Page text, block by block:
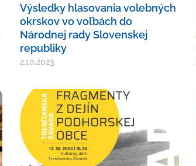
Výsledky hlasovania volebných
okrskov vo voľbách do
Národnej rady Slovenskej
republiky
2.10.2023